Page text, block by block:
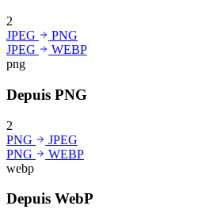
2
JPEG
PNG
JPEG
WEBP
png
Depuis PNG
2
PNG
JPEG
PNG
WEBP
webp
Depuis WebP